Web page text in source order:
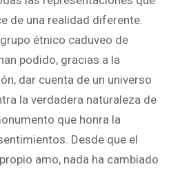
de una realidad diferente.
étnico caduveo de
podido, gracias a la
dar cuenta de un universo
la verdadera naturaleza de
que honra la
Desde que el
amo, nada ha cambiado